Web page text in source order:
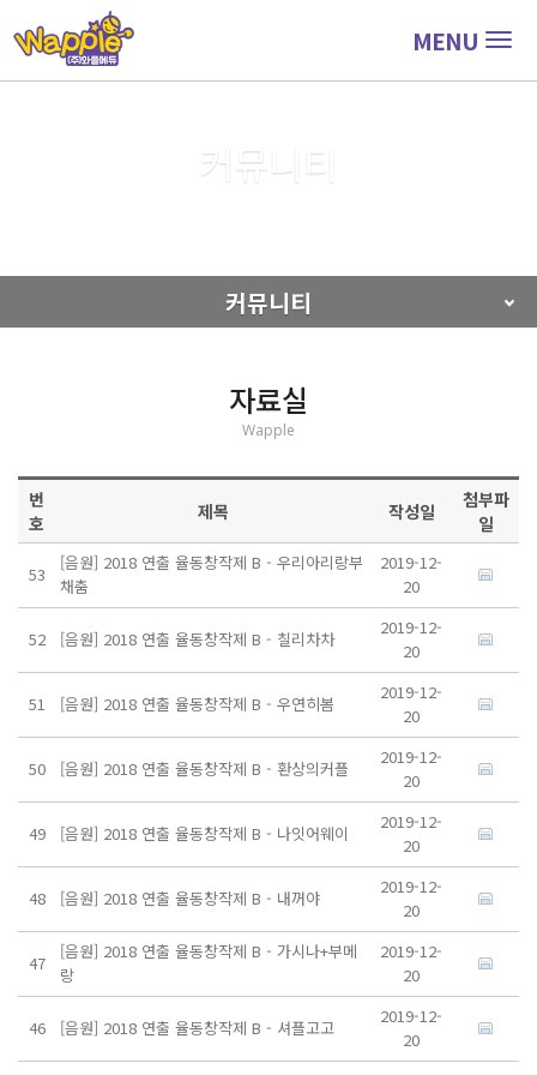
MENU
커뮤니티
커뮤니티
자료실
Wapple
번
호
제목 작성일
첨부파
일
53
[음원] 2018 연출 율동창작제 B - 우리아리랑부
채춤
2019-12-
20
52 [음원] 2018 연출 율동창작제 B - 칠리차차
2019-12-
20
51 [음원] 2018 연출 율동창작제 B - 우연히봄
2019-12-
20
50 [음원] 2018 연출 율동창작제 B - 환상의커플
2019-12-
20
49 [음원] 2018 연출 율동창작제 B - 나잇어웨이
2019-12-
20
48 [음원] 2018 연출 율동창작제 B - 내꺼야
2019-12-
20
47
[음원] 2018 연출 율동창작제 B - 가시나+부메
랑
2019-12-
20
46 [음원] 2018 연출 율동창작제 B - 셔플고고
2019-12-
20